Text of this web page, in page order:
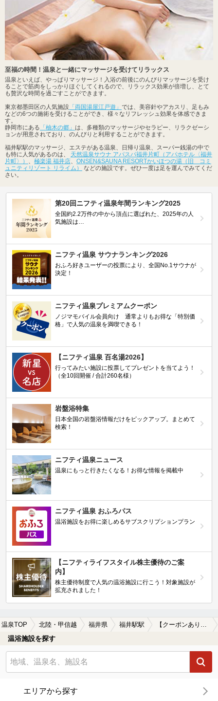
至福の時間！温泉と一緒にマッサージを受けてリラックス
温泉といえば、やっぱりマッサージ！入浴の前後にのんびりマッサージを受け
ることで筋肉をしっかりほぐしてくれるので、リラックス効果が倍増し、とて
も贅沢な時間を過ごすことができます。
東京都墨田区の人気施設 「両国湯屋江戸遊」 では、美容針やアカスリ、足もみ
などの6つの施術を受けることができ、様々なリフレッシュ効果を体感できま
す。
静岡市にある 「柚木の郷」 は、多種類のマッサージやセラピー、リラクゼーシ
ョンが用意されており、のんびりと利用することができます。
福井駅駅のマッサージ、エステがある温泉、日帰り温泉、スーパー銭湯の中で
も特に人気があるのは、 天然温泉サウナ アパスパ福井片町（アパホテル〈福井
片町〉）
極楽湯 福井店
ONSEN&SAUNA RESORTかいほつの湯（旧 コミ
ュニティリゾート リライム）
などの施設です。ぜひ一度は足を運んでみてくだ
さい。
第20回ニフティ温泉年間ランキング2025
全国約2.2万件の中から頂点に選ばれた、2025年の人
気施設は…
ニフティ温泉 サウナランキング2026
おふろ好きユーザーの投票により、全国No.1サウナが
決定！
ニフティ温泉プレミアムクーポン
ノジマモバイル会員向け 通常よりもお得な「特別価
格」で人気の温泉を満喫できる！
【ニフティ温泉 百名湯2026】
行ってみたい施設に投票してプレゼントを当てよう！
（全10回開催 / 合計260名様）
岩盤浴特集
日本全国の岩盤浴情報だけをピックアップ。まとめて
検索！
ニフティ温泉ニュース
温泉にもっと行きたくなる！お得な情報を掲載中
ニフティ温泉 おふろパス
温浴施設をお得に楽しめるサブスクリプションプラン
【ニフティライフスタイル株主優待のご案
内】
株主優待制度で人気の温浴施設に行こう！対象施設が
拡充されました！
温泉TOP 北陸・甲信越 福井県 福井駅駅 【クーポンあり】マッサージ、エステがある福井駅駅近くの温泉、日帰り温泉、スーパー銭湯おすすめ
温浴施設を探す
エリアから探す